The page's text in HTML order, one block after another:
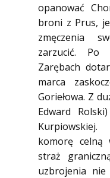
opanować
broni z Prus,
zmęczenia
zarzucić. Po
Zarębach
marca
Goriełowa. Z
Edward
komorę celną
straż
uzbrojenia nie